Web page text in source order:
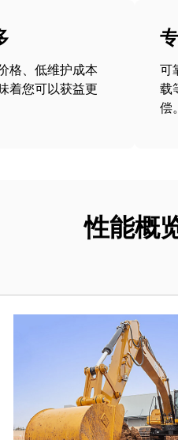
格、低维护成本
着您可以获益更
可
载
偿。
性能概